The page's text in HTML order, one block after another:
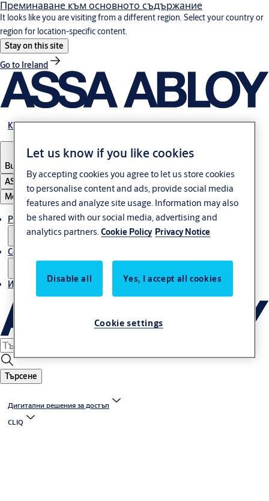
Преминаване към основното съдържание
It looks like you are visiting from a different region. Select your country or
region for location-specific content.
Stay on this site
Go to Ireland
Кариера
Bulgaria
ASSA ABLOY Group
Меню
Решения
Сервиз
Истории
Търсене
Дигитални решения за достъп
CLIQ
Let us know if you like cookies
By accepting cookies you agree to let us store cookies
to personalise content and ads, provide social media
features and analyze site usage. Information may also
be shared with our social media, advertising and
analytics partners.Cookie Policy Privacy Notice
Disable all Yes, I accept all cookies
Cookie settings